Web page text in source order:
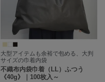
大型アイテムも余裕で包める、大判
サイズの巾着内袋
不織布内袋巾着（LL）ふつう
《40g》｜100枚入～